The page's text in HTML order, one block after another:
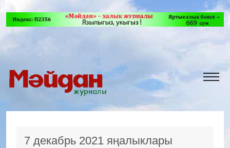
7 декабрь 2021 яңалыклары